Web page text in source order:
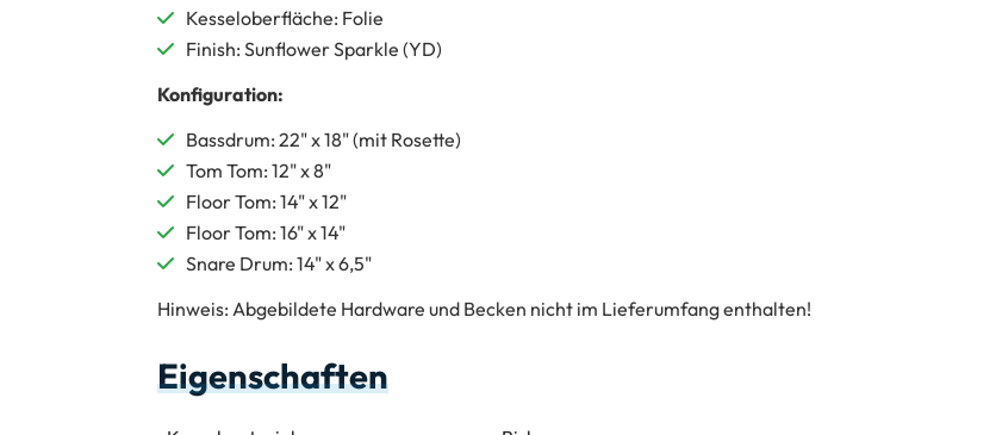
Kesseloberfläche: Folie
Finish: Sunflower Sparkle (YD)
Konfiguration:
Bassdrum: 22" x 18" (mit Rosette)
Tom Tom: 12" x 8"
Floor Tom: 14" x 12"
Floor Tom: 16" x 14"
Snare Drum: 14" x 6,5"
Hinweis: Abgebildete Hardware und Becken nicht im Lieferumfang enthalten!
Eigenschaften